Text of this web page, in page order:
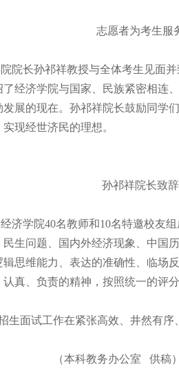
志愿者为考生服
院长孙祁祥教授与全体考生见面
经济学院与国家、民族紧密相连
展的现在。孙祁祥院长鼓励同学
现经世济民的理想。
孙祁祥院长致辞
济学院40名教师和10名特邀校友
生问题、国内外经济现象、中国
思维能力、表达的准确性、临场
真、负责的精神，按照统一的评
生面试工作在紧张高效、井然有
（本科教务办公室 供稿）